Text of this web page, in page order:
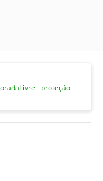
- proteção